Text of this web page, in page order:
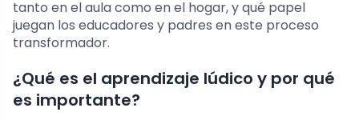
tanto en el aula como en el hogar, y qué papel
juegan los educadores y padres en este proceso
transformador.
¿Qué es el aprendizaje lúdico y por qué
es importante?